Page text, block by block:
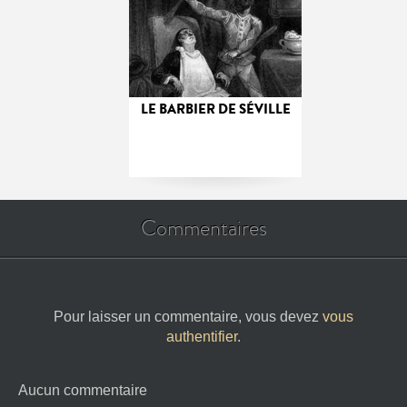
LE BARBIER DE SÉVILLE
Commentaires
Pour laisser un commentaire, vous devez vous
authentifier.
Aucun commentaire